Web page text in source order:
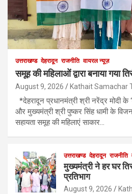
उत्तराखण्ड देहरादून राजनीति वायरल न्यूज़
समूह की महिलाओं द्वारा बनाया गया
August 9, 2026 Kathait Samachar
*देहरादून प्रधानमंत्री श्री नरेंद्र मोदी
और मुख्यमंत्री श्री पुष्कर सिंह धामी के
सहायता समूह की महिलाएं साकार…
उत्तराखण्ड देहरादून राजनीति
मुख्यमंत्री ने हर घर
प्रतिभाग
August 9, 2026